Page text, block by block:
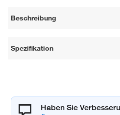
Beschreibung
Spezifikation
Haben Sie